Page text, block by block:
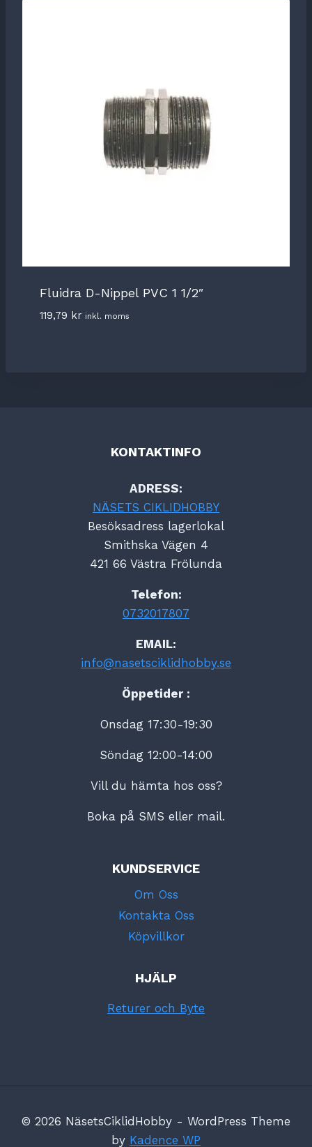
Fluidra D-Nippel PVC 1 1/2″
119,79 kr inkl. moms
KONTAKTINFO
ADRESS:
NÄSETS CIKLIDHOBBY
Besöksadress lagerlokal
Smithska Vägen 4
421 66 Västra Frölunda
Telefon:
0732017807
EMAIL:
info@nasetsciklidhobby.se
Öppetider :
Onsdag 17:30-19:30
Söndag 12:00-14:00
Vill du hämta hos oss?
Boka på SMS eller mail.
KUNDSERVICE
Om Oss
Kontakta Oss
Köpvillkor
HJÄLP
Returer och Byte
© 2026 NäsetsCiklidHobby - WordPress Theme
by Kadence WP